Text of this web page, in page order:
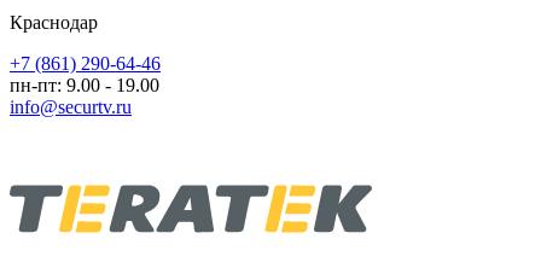
Краснодар
+7 (861) 290-64-46
пн-пт: 9.00 - 19.00
info@securtv.ru